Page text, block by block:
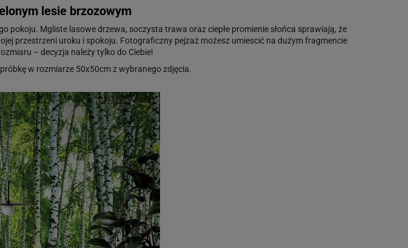
lesie brzozowym
Mgliste lasowe drzewa, soczysta trawa oraz ciepłe promienie słońca sprawiają, że
przestrzeni uroku i spokoju. Fotograficzny pejzaż możesz umiescić na dużym fragmencie
– decyzja należy tylko do Ciebie!
w rozmiarze 50x50cm z wybranego zdjęcia.